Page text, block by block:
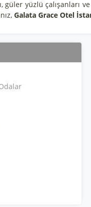
güler yüzlü
Galata Grace Otel